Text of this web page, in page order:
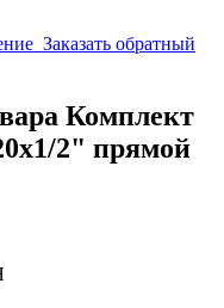
Заказать обратный
Комплект
2" прямой